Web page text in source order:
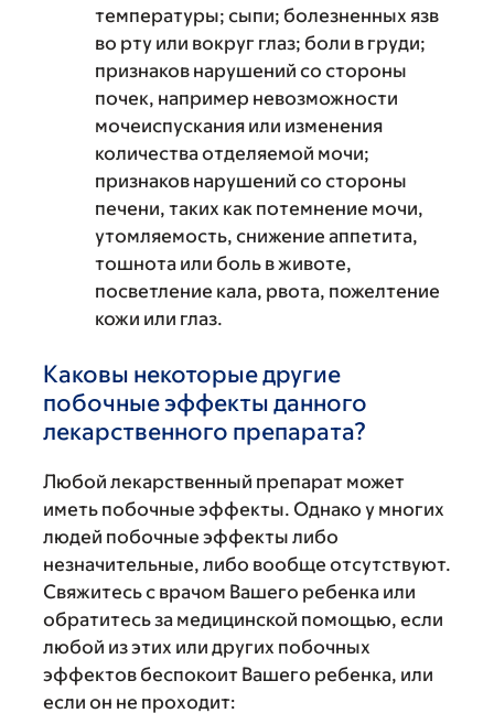
температуры; сыпи; болезненных язв
во рту или вокруг глаз; боли в груди;
признаков нарушений со стороны
почек, например невозможности
мочеиспускания или изменения
количества отделяемой мочи;
признаков нарушений со стороны
печени, таких как потемнение мочи,
утомляемость, снижение аппетита,
тошнота или боль в животе,
посветление кала, рвота, пожелтение
кожи или глаз.
Каковы некоторые другие
побочные эффекты данного
лекарственного препарата?
Любой лекарственный препарат может
иметь побочные эффекты. Однако у многих
людей побочные эффекты либо
незначительные, либо вообще отсутствуют.
Свяжитесь с врачом Вашего ребенка или
обратитесь за медицинской помощью, если
любой из этих или других побочных
эффектов беспокоит Вашего ребенка, или
если он не проходит: